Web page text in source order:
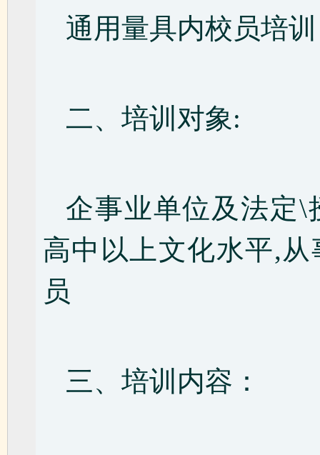
通用量具内校员培训
二、培训对象:
企事业单位及法定\
高中以上文化水平,
员
三、培训内容：